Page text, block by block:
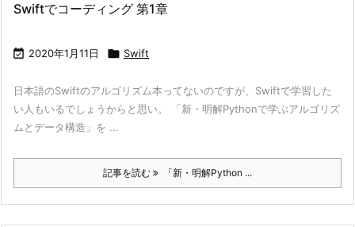
Swiftでコーディング 第1章
 2020年1月11日  Swift
日本語のSwiftのアルゴリズム本ってないのですが、Swiftで学習した
い人もいるでしょうからと思い。 「新・明解Pythonで学ぶアルゴリズ
ムとデータ構造」を ...
記事を読む 「新・明解Python ...